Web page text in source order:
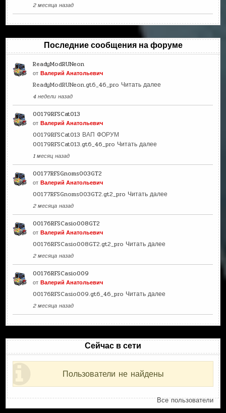
2 месяца назад
Последние сообщения на форуме
ReadyModRUNeon
отВалерий Анатольевич
ReadyModRUNeon.gt6_46_pro Читать далее
4 недели назад
00179RFSCat013
отВалерий Анатольевич
00179RFSCat013 ВАП ФОРУМ
00179RFSCat013.gt6_46_pro Читать далее
1 месяц назад
00177RFSGnoms003GT2
отВалерий Анатольевич
00177RFSGnoms003GT2.gt2_pro Читать далее
2 месяца назад
00176RFSCasio008GT2
отВалерий Анатольевич
00176RFSCasio008GT2.gt2_pro Читать далее
2 месяца назад
00176RFSCasio009
отВалерий Анатольевич
00176RFSCasio009.gt6_46_pro Читать далее
2 месяца назад
Сейчас в сети
Пользователи не найдены
Все пользователи